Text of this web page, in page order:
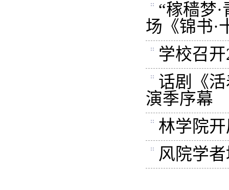
“稼穑梦
场《锦书·
学校召
话剧《
演季序幕
林学院
风院学